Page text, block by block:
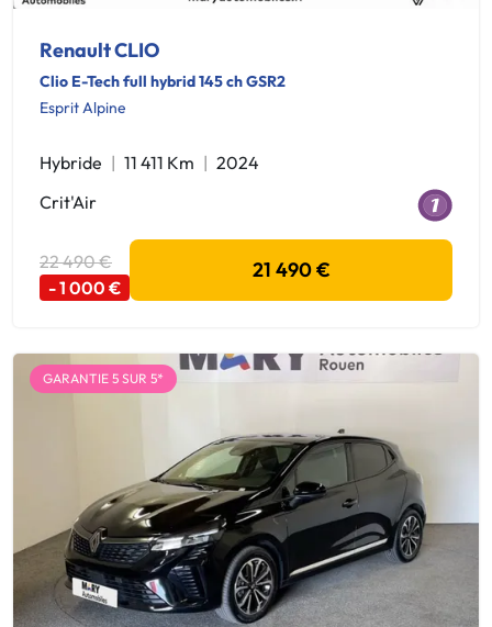
Renault CLIO
Clio E-Tech full hybrid 145 ch GSR2
Esprit Alpine
Hybride 11 411 Km
2024
Crit'Air
22 490 €
- 1 000 €
21 490 €
GARANTIE 5 SUR 5*